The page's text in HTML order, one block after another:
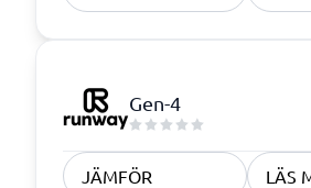
Gen-4
JÄMFÖR LÄS